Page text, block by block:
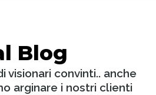
Blog
visionari convinti.. anche
arginare i nostri clienti